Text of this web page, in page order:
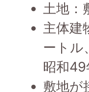
土地：
主体建
ートル、
昭和
敷地が